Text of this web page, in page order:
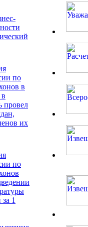
по
в
провел
их
по
1